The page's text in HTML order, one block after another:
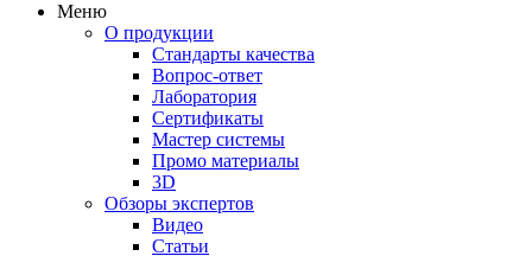
Меню
О продукции
Стандарты качества
Вопрос-ответ
Лаборатория
Сертификаты
Мастер системы
Промо материалы
3D
Обзоры экспертов
Видео
Статьи